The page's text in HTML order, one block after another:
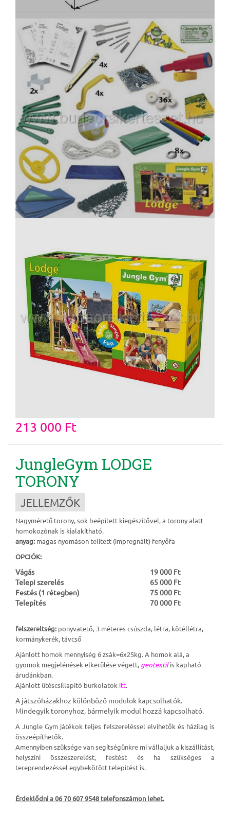
213 000 Ft
JungleGym LODGE
TORONY
JELLEMZŐK
Nagyméretű torony, sok beépített kiegészítővel, a torony alatt
homokozónak is kialakítható.
anyag: magas nyomáson telített (impregnált) fenyőfa
OPCIÓK:
Vágás
19 000 Ft
Telepi szerelés
65 000 Ft
Festés (1 rétegben)
75 000 Ft
Telepítés
70 000 Ft
felszereltség: ponyvatető, 3 méteres csúszda, létra, kötéllétra,
kormánykerék, távcső
Ajánlott homok mennyiség 6 zsák=6x25kg.A homok alá, a
gyomok megjelénések elkerülése végett, geotextilis kapható
árudánkban.
Ajánlott ütéscsillapító burkolatok itt.
A játszóházakhoz különböző modulok kapcsolhatók.
Mindegyik toronyhoz, bármelyik modul hozzá kapcsolható.
A Jungle Gym játékok teljes felszereléssel elvihetők és házilag is
összeépíthetők.
Amennyiben szüksége van segítségünkre mi vállaljuk a kiszállítást,
helyszíni összeszerelést, festést és ha szükséges a
tereprendezéssel egybekötött telepítést is.
Érdeklődni a 06 70 607 9548 telefonszámon lehet.